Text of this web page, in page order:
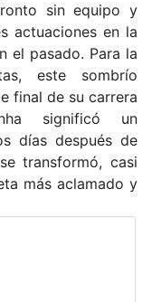
sin equipo y
actuaciones en la
el pasado. Para la
este sombrío
final de su carrera
significó un
días después de
transformó, casi
más aclamado y